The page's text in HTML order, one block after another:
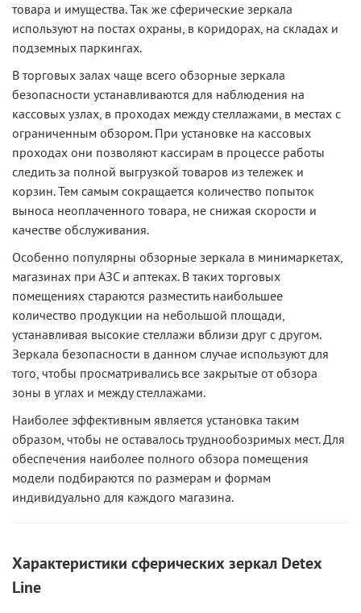
товара и имущества. Так же сферические зеркала
используют на постах охраны, в коридорах, на складах и
подземных паркингах.
В торговых залах чаще всего обзорные зеркала
безопасности устанавливаются для наблюдения на
кассовых узлах, в проходах между стеллажами, в местах с
ограниченным обзором. При установке на кассовых
проходах они позволяют кассирам в процессе работы
следить за полной выгрузкой товаров из тележек и
корзин. Тем самым сокращается количество попыток
выноса неоплаченного товара, не снижая скорости и
качестве обслуживания.
Особенно популярны обзорные зеркала в минимаркетах,
магазинах при АЗС и аптеках. В таких торговых
помещениях стараются разместить наибольшее
количество продукции на небольшой площади,
устанавливая высокие стеллажи вблизи друг с другом.
Зеркала безопасности в данном случае используют для
того, чтобы просматривались все закрытые от обзора
зоны в углах и между стеллажами.
Наиболее эффективным является установка таким
образом, чтобы не оставалось труднообозримых мест. Для
обеспечения наиболее полного обзора помещения
модели подбираются по размерам и формам
индивидуально для каждого магазина.
Характеристики сферических зеркал Detex
Line